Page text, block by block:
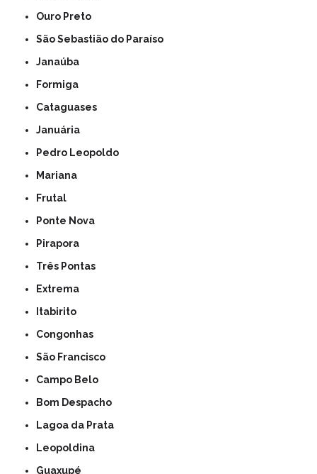
Ouro Preto
São Sebastião do Paraíso
Janaúba
Formiga
Cataguases
Januária
Pedro Leopoldo
Mariana
Frutal
Ponte Nova
Pirapora
Três Pontas
Extrema
Itabirito
Congonhas
São Francisco
Campo Belo
Bom Despacho
Lagoa da Prata
Leopoldina
Guaxupé